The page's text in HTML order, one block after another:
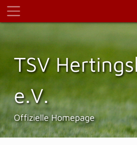
TSV
e.V.
Offizielle Homepage